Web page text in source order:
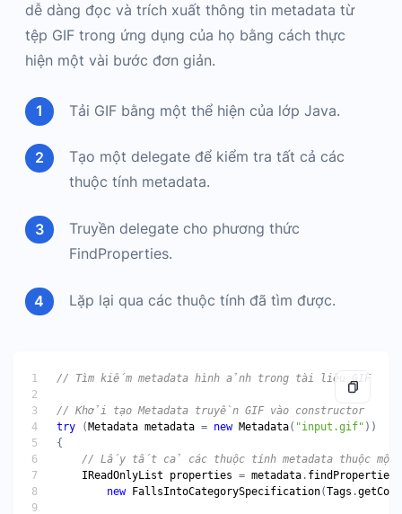
dễ dàng đọc và trích xuất thông tin metadata từ
tệp GIF trong ứng dụng của họ bằng cách thực
hiện một vài bước đơn giản.
Tải GIF bằng một thể hiện của lớp Java.
Tạo một delegate để kiểm tra tất cả các
thuộc tính metadata.
Truyền delegate cho phương thức
FindProperties.
Lặp lại qua các thuộc tính đã tìm được.
try ( Metadata metadata = new Metadata( "input.gif"
IReadOnlyList properties = metadata . findProperties
new
FallsIntoCategorySpecification(Tags .